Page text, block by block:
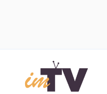
contenuto